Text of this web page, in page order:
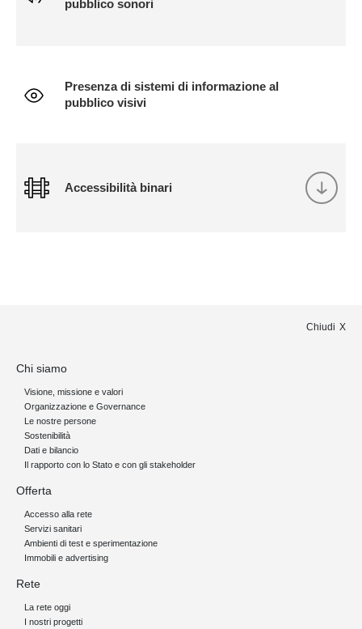
pubblico sonori
Presenza di sistemi di informazione al
pubblico visivi
Accessibilità binari
Chiudi
Chi siamo
Visione, missione e valori
Organizzazione e Governance
Le nostre persone
Sostenibilità
Dati e bilancio
Il rapporto con lo Stato e con gli stakeholder
Offerta
Accesso alla rete
Servizi sanitari
Ambienti di test e sperimentazione
Immobili e advertising
Rete
La rete oggi
I nostri progetti